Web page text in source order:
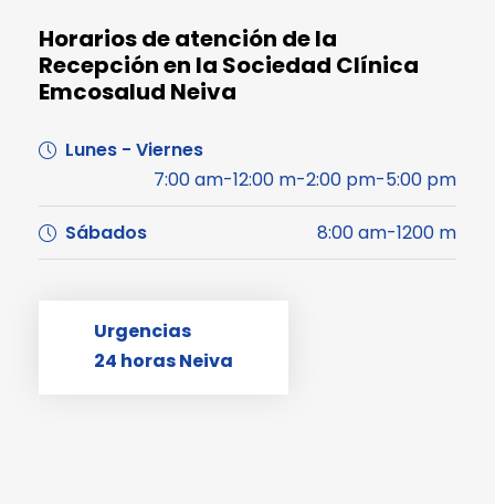
Horarios de atención de la
Recepción en la Sociedad Clínica
Emcosalud Neiva
Lunes - Viernes
7:00 am-12:00 m-2:00 pm-5:00 pm
Sábados 8:00 am-1200 m
Urgencias
24 horas Neiva